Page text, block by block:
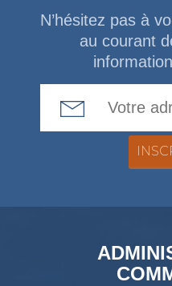
N’hésitez pas à
au courant